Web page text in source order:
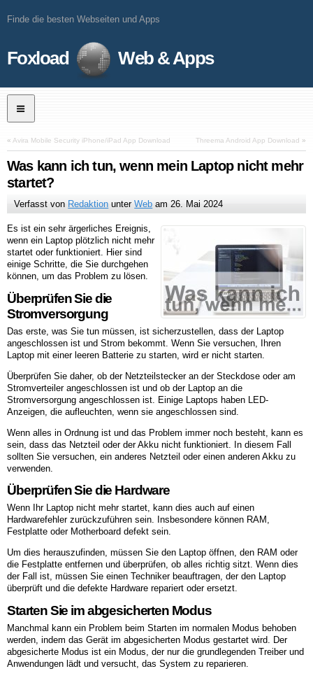
Finde die besten Webseiten und Apps
Foxload Web & Apps
« Avira Mobile Security iPhone/iPad App Download Threema Android App Download »
Was kann ich tun, wenn mein Laptop nicht mehr
startet?
Verfasst von Redaktion unterWeb am26. Mai 2024
Es ist ein sehr ärgerliches Ereignis,
wenn ein Laptop plötzlich nicht mehr
startet oder funktioniert. Hier sind
einige Schritte, die Sie durchgehen
können, um das Problem zu lösen.
Überprüfen Sie die
Stromversorgung
Das erste, was Sie tun müssen, ist sicherzustellen, dass der Laptop
angeschlossen ist und Strom bekommt. Wenn Sie versuchen, Ihren
Laptop mit einer leeren Batterie zu starten, wird er nicht starten.
Überprüfen Sie daher, ob der Netzteilstecker an der Steckdose oder am
Stromverteiler angeschlossen ist und ob der Laptop an die
Stromversorgung angeschlossen ist. Einige Laptops haben LED-
Anzeigen, die aufleuchten, wenn sie angeschlossen sind.
Wenn alles in Ordnung ist und das Problem immer noch besteht, kann es
sein, dass das Netzteil oder der Akku nicht funktioniert. In diesem Fall
sollten Sie versuchen, ein anderes Netzteil oder einen anderen Akku zu
verwenden.
Überprüfen Sie die Hardware
Wenn Ihr Laptop nicht mehr startet, kann dies auch auf einen
Hardwarefehler zurückzuführen sein. Insbesondere können RAM,
Festplatte oder Motherboard defekt sein.
Um dies herauszufinden, müssen Sie den Laptop öffnen, den RAM oder
die Festplatte entfernen und überprüfen, ob alles richtig sitzt. Wenn dies
der Fall ist, müssen Sie einen Techniker beauftragen, der den Laptop
überprüft und die defekte Hardware repariert oder ersetzt.
Starten Sie im abgesicherten Modus
Manchmal kann ein Problem beim Starten im normalen Modus behoben
werden, indem das Gerät im abgesicherten Modus gestartet wird. Der
abgesicherte Modus ist ein Modus, der nur die grundlegenden Treiber und
Anwendungen lädt und versucht, das System zu reparieren.